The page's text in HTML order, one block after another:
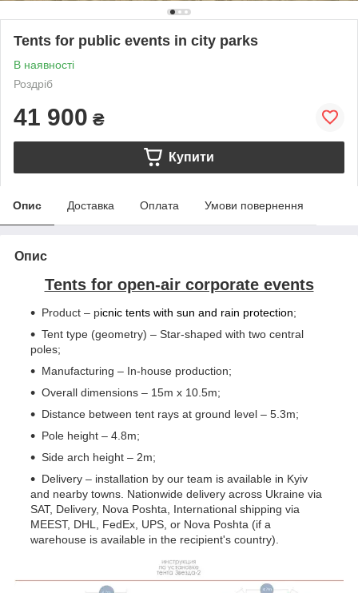
Tents for public events in city parks
В наявності
Роздріб
41 900 ₴
Купити
Опис Доставка Оплата Умови повернення
Опис
Tents for open-air corporate events
Product – picnic tents with sun and rain protection;
Tent type (geometry) – Star-shaped with two central
poles;
Manufacturing – In-house production;
Overall dimensions – 15m x 10.5m;
Distance between tent rays at ground level – 5.3m;
Pole height – 4.8m;
Side arch height – 2m;
Delivery – installation by our team is available in Kyiv
and nearby towns. Nationwide delivery across Ukraine via
SAT, Delivery, Nova Poshta, International shipping via
MEEST, DHL, FedEx, UPS, or Nova Poshta (if a
warehouse is available in the recipient's country).